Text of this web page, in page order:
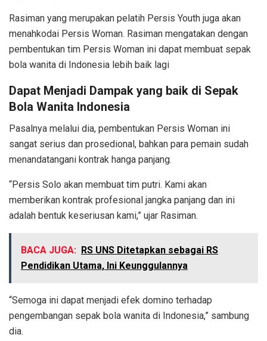
Rasiman yang merupakan pelatih Persis Youth juga akan
menahkodai Persis Woman. Rasiman mengatakan dengan
pembentukan tim Persis Woman ini dapat membuat sepak
bola wanita di Indonesia lebih baik lagi
Dapat Menjadi Dampak yang baik di Sepak
Bola Wanita Indonesia
Pasalnya melalui dia, pembentukan Persis Woman ini
sangat serius dan prosedional, bahkan para pemain sudah
menandatangani kontrak hanga panjang.
“Persis Solo akan membuat tim putri. Kami akan
memberikan kontrak profesional jangka panjang dan ini
adalah bentuk keseriusan kami,” ujar Rasiman.
BACA JUGA: RS UNS Ditetapkan sebagai RS
Pendidikan Utama, Ini Keunggulannya
“Semoga ini dapat menjadi efek domino terhadap
pengembangan sepak bola wanita di Indonesia,” sambung
dia.